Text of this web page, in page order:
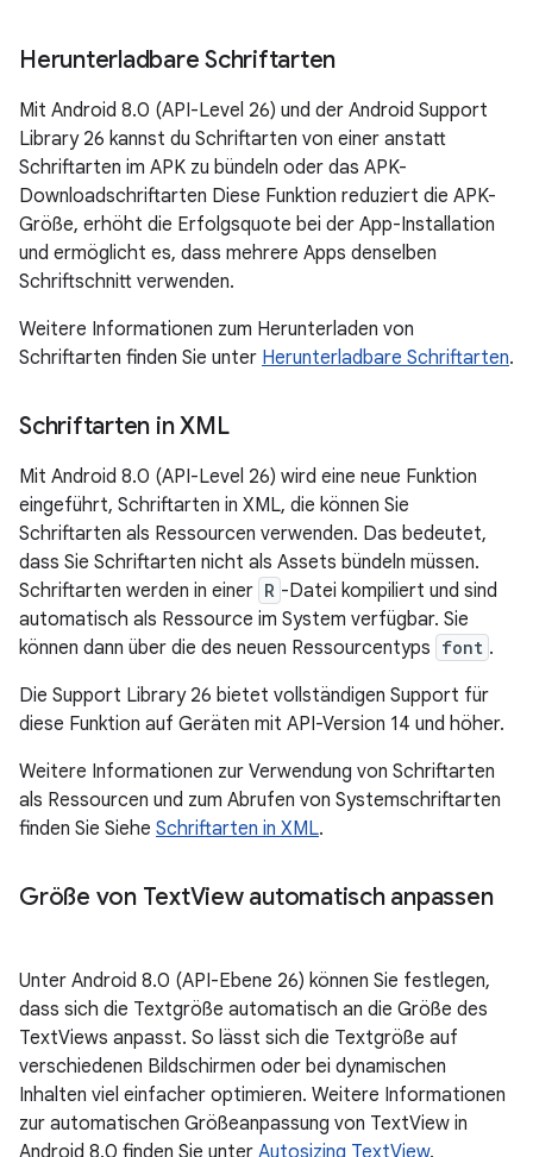
Herunterladbare Schriftarten
Mit Android 8.0 (API-Level 26) und der Android Support
Library 26 kannst du Schriftarten von einer anstatt
Schriftarten im APK zu bündeln oder das APK-
Downloadschriftarten Diese Funktion reduziert die APK-
Größe, erhöht die Erfolgsquote bei der App-Installation
und ermöglicht es, dass mehrere Apps denselben
Schriftschnitt verwenden.
Weitere Informationen zum Herunterladen von
Schriftarten finden Sie unter Herunterladbare Schriftarten.
Schriftarten in XML
Mit Android 8.0 (API-Level 26) wird eine neue Funktion
eingeführt, Schriftarten in XML, die können Sie
Schriftarten als Ressourcen verwenden. Das bedeutet,
dass Sie Schriftarten nicht als Assets bündeln müssen.
Schriftarten werden in einer R -Datei kompiliert und sind
automatisch als Ressource im System verfügbar. Sie
können dann über die des neuen Ressourcentyps font .
Die Support Library 26 bietet vollständigen Support für
diese Funktion auf Geräten mit API-Version 14 und höher.
Weitere Informationen zur Verwendung von Schriftarten
als Ressourcen und zum Abrufen von Systemschriftarten
finden Sie Siehe Schriftarten in XML.
Größe von TextView automatisch anpassen
Unter Android 8.0 (API-Ebene 26) können Sie festlegen,
dass sich die Textgröße automatisch an die Größe des
TextViews anpasst. So lässt sich die Textgröße auf
verschiedenen Bildschirmen oder bei dynamischen
Inhalten viel einfacher optimieren. Weitere Informationen
zur automatischen Größeanpassung von TextView in